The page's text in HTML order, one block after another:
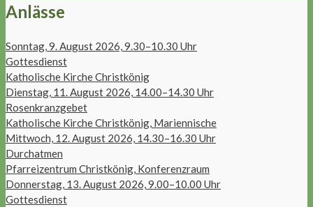
Anlässe
Sonntag, 9. August 2026, 9.30–10.30 Uhr
Gottesdienst
Katholische Kirche Christkönig
Dienstag, 11. August 2026, 14.00–14.30 Uhr
Rosenkranzgebet
Katholische Kirche Christkönig, Mariennische
Mittwoch, 12. August 2026, 14.30–16.30 Uhr
Durchatmen
Pfarreizentrum Christkönig, Konferenzraum
Donnerstag, 13. August 2026, 9.00–10.00 Uhr
Gottesdienst